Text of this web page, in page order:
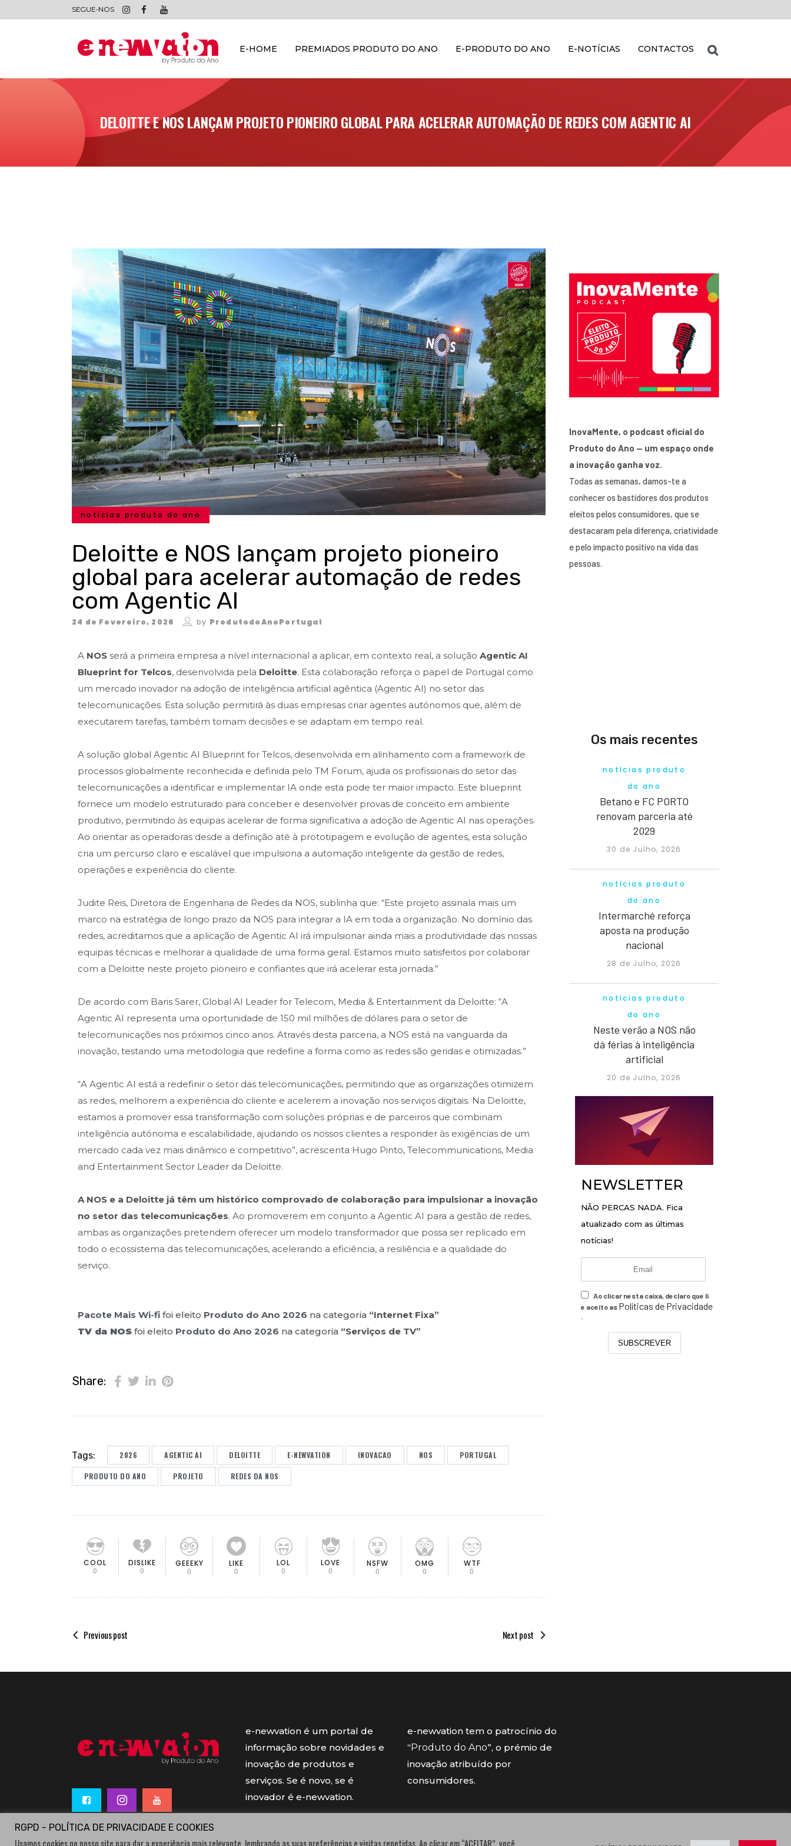
SEGUE-NOS
E-HOME PREMIADOS PRODUTO DO ANO E-PRODUTO DO ANO E-NOTÍCIAS CONTACTOS
DELOITTE E NOS LANÇAM PROJETO PIONEIRO GLOBAL PARA ACELERAR AUTOMAÇÃO DE REDES COM AGENTIC AI
notícias produto do ano
Deloitte e NOS lançam projeto pioneiro
global para acelerar automação de redes
com Agentic AI
24 de Fevereiro, 2026 by ProdutodoAnoPortugal
A NOS será a primeira empresa a nível internacional a aplicar, em contexto real, a solução Agentic AI
Blueprint for Telcos, desenvolvida pela Deloitte. Esta colaboração reforça o papel de Portugal como
um mercado inovador na adoção de inteligência artificial agêntica (Agentic AI) no setor das
telecomunicações. Esta solução permitirá às duas empresas criar agentes autónomos que, além de
executarem tarefas, também tomam decisões e se adaptam em tempo real.
A solução global Agentic AI Blueprint for Telcos, desenvolvida em alinhamento com a framework de
processos globalmente reconhecida e definida pelo TM Forum, ajuda os profissionais do setor das
telecomunicações a identificar e implementar IA onde esta pode ter maior impacto. Este blueprint
fornece um modelo estruturado para conceber e desenvolver provas de conceito em ambiente
produtivo, permitindo às equipas acelerar de forma significativa a adoção de Agentic AI nas operações.
Ao orientar as operadoras desde a definição até à prototipagem e evolução de agentes, esta solução
cria um percurso claro e escalável que impulsiona a automação inteligente da gestão de redes,
operações e experiência do cliente.
Judite Reis, Diretora de Engenharia de Redes da NOS, sublinha que: “Este projeto assinala mais um
marco na estratégia de longo prazo da NOS para integrar a IA em toda a organização. No domínio das
redes, acreditamos que a aplicação de Agentic AI irá impulsionar ainda mais a produtividade das nossas
equipas técnicas e melhorar a qualidade de uma forma geral. Estamos muito satisfeitos por colaborar
com a Deloitte neste projeto pioneiro e confiantes que irá acelerar esta jornada.”
De acordo com Baris Sarer, Global AI Leader for Telecom, Media & Entertainment da Deloitte: “A
Agentic AI representa uma oportunidade de 150 mil milhões de dólares para o setor de
telecomunicações nos próximos cinco anos. Através desta parceria, a NOS está na vanguarda da
inovação, testando uma metodologia que redefine a forma como as redes são geridas e otimizadas.”
“A Agentic AI está a redefinir o setor das telecomunicações, permitindo que as organizações otimizem
as redes, melhorem a experiência do cliente e acelerem a inovação nos serviços digitais. Na Deloitte,
estamos a promover essa transformação com soluções próprias e de parceiros que combinam
inteligência autónoma e escalabilidade, ajudando os nossos clientes a responder às exigências de um
mercado cada vez mais dinâmico e competitivo”, acrescenta Hugo Pinto, Telecommunications, Media
and Entertainment Sector Leader da Deloitte.
A NOS e a Deloitte já têm um histórico comprovado de colaboração para impulsionar a inovação
no setor das telecomunicações. Ao promoverem em conjunto a Agentic AI para a gestão de redes,
ambas as organizações pretendem oferecer um modelo transformador que possa ser replicado em
todo o ecossistema das telecomunicações, acelerando a eficiência, a resiliência e a qualidade do
serviço.
Pacote Mais Wi-fi foi eleito Produto do Ano 2026 na categoria “Internet Fixa”
TV da NOS foi eleito Produto do Ano 2026 na categoria “Serviços de TV”
Share:
Tags: 2026 AGENTIC AI DELOITTE E-NEWVATION INOVACAO NOS PORTUGAL
PRODUTO DO ANO PROJETO REDES DA NOS
COOL
0
DISLIKE
0
GEEEKY
0
LIKE
0
LOL
0
LOVE
0
NSFW
0
OMG
0
WTF
0
Previous post Next post
InovaMente, o podcast oficial do
Produto do Ano — um espaço onde
a inovação ganha voz.
Todas as semanas, damos-te a
conhecer os bastidores dos produtos
eleitos pelos consumidores, que se
destacaram pela diferença, criatividade
e pelo impacto positivo na vida das
pessoas.
Os mais recentes
notícias produto
do ano
Betano e FC PORTO
renovam parceria até
2029
30 de Julho, 2026
notícias produto
do ano
Intermarché reforça
aposta na produção
nacional
28 de Julho, 2026
notícias produto
do ano
Neste verão a NOS não
dá férias à inteligência
artificial
20 de Julho, 2026
NEWSLETTER
NÃO PERCAS NADA. Fica
atualizado com as últimas
notícias!
Ao clicar nesta caixa, declaro que li
e aceito as Políticas de Privacidade
.
SUBSCREVER
e-newvation é um portal de
informação sobre novidades e
inovação de produtos e
serviços. Se é novo, se é
inovador é e-newvation.
e-newvation tem o patrocínio do
“ Produto do Ano”, o prémio de
inovação atribuído por
consumidores.
RGPD - POLÍTICA DE PRIVACIDADE E COOKIES
Usamos cookies no nosso site para dar a experiência mais relevante, lembrando as suas preferências e visitas repetidas. Ao clicar em “ACEITAR”, você